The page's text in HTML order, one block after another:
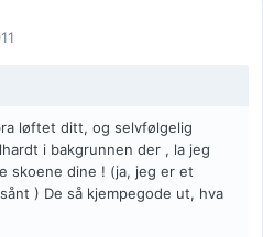
løftet ditt, og selvfølgelig
i bakgrunnen der , la jeg
skoene dine ! (ja, jeg er et
) De så kjempegode ut, hva